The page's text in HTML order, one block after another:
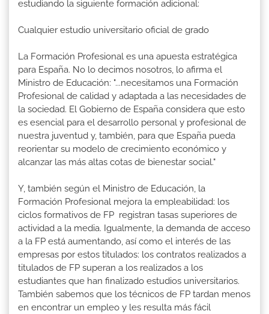
estudiando la siguiente formación adicional:
Cualquier estudio universitario oficial de grado
La Formación Profesional es una apuesta estratégica
para España. No lo decimos nosotros, lo afirma el
Ministro de Educación: "...necesitamos una Formación
Profesional de calidad y adaptada a las necesidades de
la sociedad. El Gobierno de España considera que esto
es esencial para el desarrollo personal y profesional de
nuestra juventud y, también, para que España pueda
reorientar su modelo de crecimiento económico y
alcanzar las más altas cotas de bienestar social."
Y, también según el Ministro de Educación, la
Formación Profesional mejora la empleabilidad: los
ciclos formativos de FP registran tasas superiores de
actividad a la media. Igualmente, la demanda de acceso
a la FP está aumentando, así como el interés de las
empresas por estos titulados: los contratos realizados a
titulados de FP superan a los realizados a los
estudiantes que han finalizado estudios universitarios.
También sabemos que los técnicos de FP tardan menos
en encontrar un empleo y les resulta más fácil